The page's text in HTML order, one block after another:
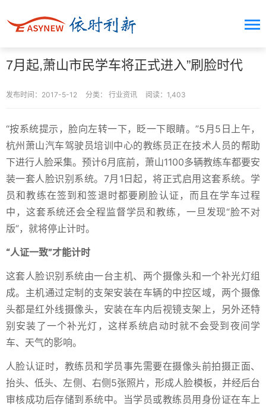
7月起,萧山市民学车将正式进入”刷脸时代
发布时间：2017-5-12 分类： 行业资讯 阅读：1,403
“按系统提示，脸向左转一下，眨一下眼睛。”5月5日上午，
杭州萧山汽车驾驶员培训中心的教练员正在技术人员的帮助
下进行人脸采集。预计6月底前，萧山1100多辆教练车都要安
装一套人脸识别系统。7月1日起，将正式启用这套系统。学
员和教练在签到和签退时都要刷脸认证，而且在学车过程
中，这套系统还会全程监督学员和教练，一旦发现“脸不对
版”，就将停止计时。
“人证一致”才能计时
这套人脸识别系统由一台主机、两个摄像头和一个补光灯组
成。主机通过定制的支架安装在车辆的中控区域，两个摄像
头都是红外线摄像头，安装在车内后视镜支架上，另外还特
别安装了一个补光灯，这样系统启动时就不会受到夜间学
车、天气的影响。
人脸认证时，教练员和学员事先需要在摄像头前拍摄正面、
抬头、低头、左侧、右侧5张照片，形成人脸模板，并经后台
审核成功后存储到系统中。当学员或教练员用身份证在车上